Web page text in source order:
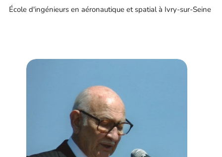
École d'ingénieurs en aéronautique et spatial à Ivry-sur-Seine